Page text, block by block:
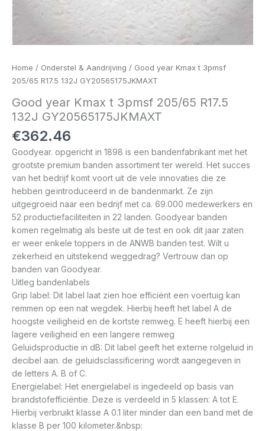
Home / Onderstel & Aandrijving / Good year Kmax t 3pmsf
205/65 R17.5 132J GY20565175JKMAXT
Good year Kmax t 3pmsf 205/65 R17.5
132J GY20565175JKMAXT
€362.46
Goodyear. opgericht in 1898 is een bandenfabrikant met het
grootste premium banden assortiment ter wereld. Het succes
van het bedrijf komt voort uit de vele innovaties die ze
hebben geïntroduceerd in de bandenmarkt. Ze zijn
uitgegroeid naar een bedrijf met ca. 69.000 medewerkers en
52 productiefaciliteiten in 22 landen. Goodyear banden
komen regelmatig als beste uit de test en ook dit jaar zaten
er weer enkele toppers in de ANWB banden test. Wilt u
zekerheid en uitstekend weggedrag? Vertrouw dan op
banden van Goodyear.
Uitleg bandenlabels
Grip label: Dit label laat zien hoe efficiënt een voertuig kan
remmen op een nat wegdek. Hierbij heeft het label A de
hoogste veiligheid en de kortste remweg. E heeft hierbij een
lagere veiligheid en een langere remweg
Geluidsproductie in dB: Dit label geeft het externe rolgeluid in
decibel aan. de geluidsclassificering wordt aangegeven in
de letters A. B of C.
Energielabel: Het energielabel is ingedeeld op basis van
brandstofefficiëntie. Deze is verdeeld in 5 klassen: A tot E.
Hierbij verbruikt klasse A 0.1 liter minder dan een band met de
klasse B per 100 kilometer.&nbsp: